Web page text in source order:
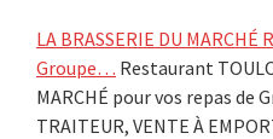
LA BRASSERIE DU
Groupe… Restaurant
MARCHÉ pour vos repas de
TRAITEUR, VENTE À